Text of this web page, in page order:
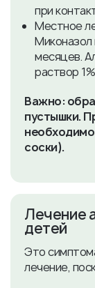
при
Местное
Миконазол
месяцев.
раствор
Важно:
пустышки.
необходимо
соски).
​Лечение
детей
Это
лечение,